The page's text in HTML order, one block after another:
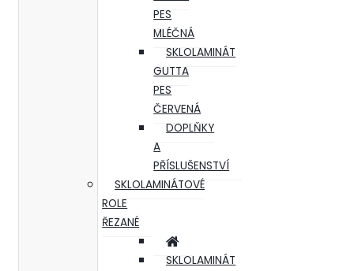
PES
MLÉČNÁ
SKLOLAMINÁT
GUTTA
PES
ČERVENÁ
DOPLŇKY
A
PŘÍSLUŠENSTVÍ
SKLOLAMINÁTOVÉ
ROLE
ŘEZANÉ
SKLOLAMINÁT